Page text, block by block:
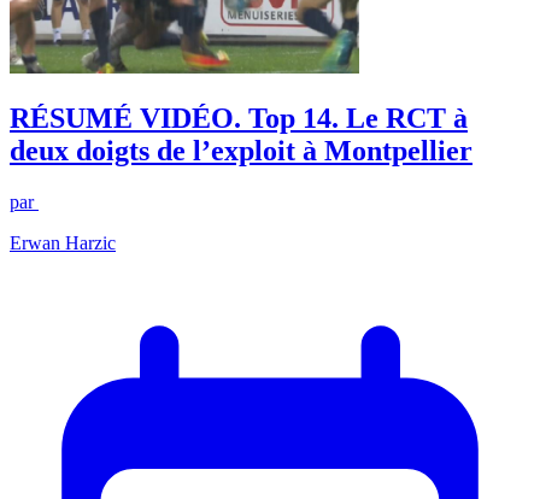
RÉSUMÉ VIDÉO. Top 14. Le RCT à
deux doigts de l’exploit à Montpellier
par
Erwan Harzic